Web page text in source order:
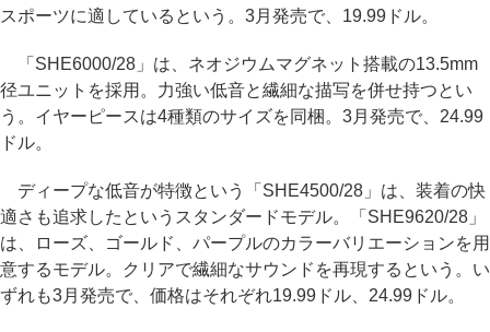
スポーツに適しているという。3月発売で、19.99ドル。
「SHE6000/28」は、ネオジウムマグネット搭載の13.5mm
径ユニットを採用。力強い低音と繊細な描写を併せ持つとい
う。イヤーピースは4種類のサイズを同梱。3月発売で、24.99
ドル。
ディープな低音が特徴という「SHE4500/28」は、装着の快
適さも追求したというスタンダードモデル。「SHE9620/28」
は、ローズ、ゴールド、パープルのカラーバリエーションを用
意するモデル。クリアで繊細なサウンドを再現するという。い
ずれも3月発売で、価格はそれぞれ19.99ドル、24.99ドル。